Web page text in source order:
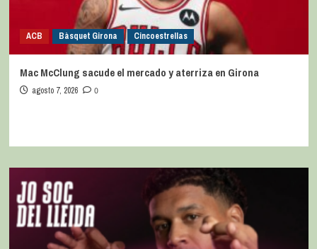
ACB Bàsquet Girona Cincoestrellas
Mac McClung sacude el mercado y aterriza en Girona
agosto 7, 2026 0